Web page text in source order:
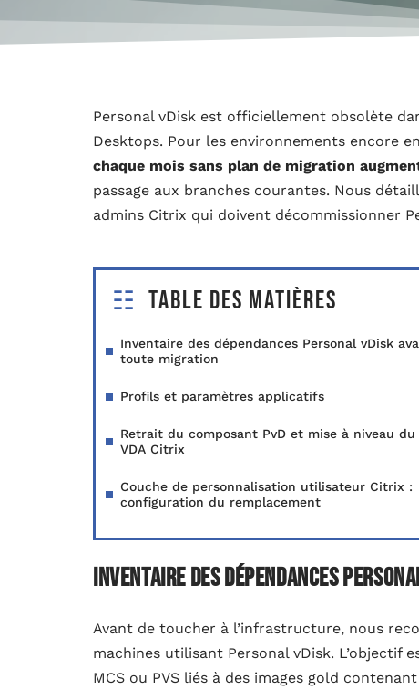
Personal vDisk est officiellement obsolète
Desktops. Pour les environnements encore
chaque mois sans plan de migration
passage aux branches courantes. Nous
admins Citrix qui doivent décommissionner
Table des matières
Inventaire des dépendances Personal vDisk
toute migration
Profils et paramètres applicatifs
Retrait du composant PvD et mise à niveau du
VDA Citrix
Couche de personnalisation utilisateur Citrix :
configuration du remplacement
Inventaire des dépendances
Avant de toucher à l’infrastructure, nous
machines utilisant Personal vDisk.
MCS ou PVS liés à des images gold